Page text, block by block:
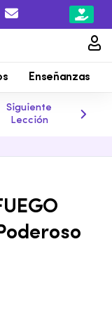
Enseñanzas
Siguiente
Lección